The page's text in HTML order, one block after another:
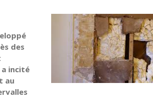
des
a incité
au